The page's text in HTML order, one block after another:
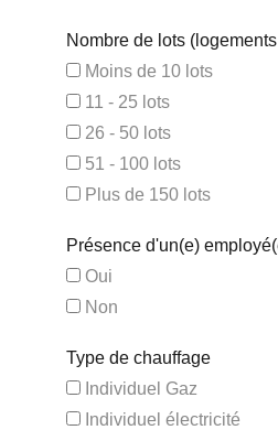
Nombre de lots
Moins de 10 lots
11 - 25 lots
26 - 50 lots
51 - 100 lots
Plus de 150 lots
Présence d'un(e)
Oui
Non
Type de chauffage
Individuel Gaz
Individuel électricité